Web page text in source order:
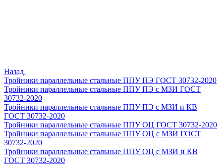
Назад
Тройники параллельные стальные ППУ ПЭ ГОСТ 30732-2020
Тройники параллельные стальные ППУ ПЭ с МЗИ ГОСТ
30732-2020
Тройники параллельные стальные ППУ ПЭ с МЗИ и КВ
ГОСТ 30732-2020
Тройники параллельные стальные ППУ ОЦ ГОСТ 30732-2020
Тройники параллельные стальные ППУ ОЦ с МЗИ ГОСТ
30732-2020
Тройники параллельные стальные ППУ ОЦ с МЗИ и КВ
ГОСТ 30732-2020